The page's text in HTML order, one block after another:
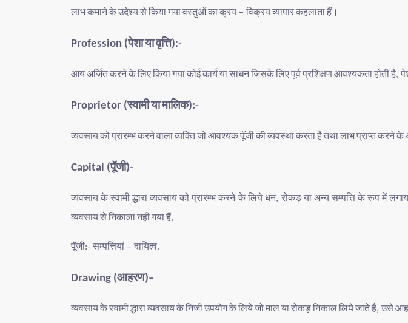
लाभकमानेकेउदेश्यसेकियागयावस्तुओंकाक्रय – विक्रयव्यापारकहलाताहैं।
Profession (पेशायावृत्ति):-
आयअर्जितकरनेकेलिएकियागयाकोईकार्ययासाधनजिसकेलिएपूर्वप्रशिक्षणआवश्यकताहोतीहै,
Proprietor (स्वामीयामालिक):-
व्यवसायकोप्रारम्भकरनेवालाव्यक्तिजोआवश्यकपूॅजीकीव्यवस्थाकरताहैतथालाभप्राप्तकरनेके
Capital (पूॅजी)-
व्यवसायकेस्वामीद्धाराव्यवसायकोप्रारम्भकरने के लिये धन, रोकड़याअन्यसम्पत्तिकेरूपमें
व्यवसायसेनिकालानहीगयाहैं,
पूॅजी:- सम्पत्तियां – दायित्व.
Drawing (आहरण)–
व्यवसायकेस्वामीद्धाराव्यवसायकेनिजीउपयोगकेलियेजोमालयारोकड़निकाललियेजातेहैं, उसे